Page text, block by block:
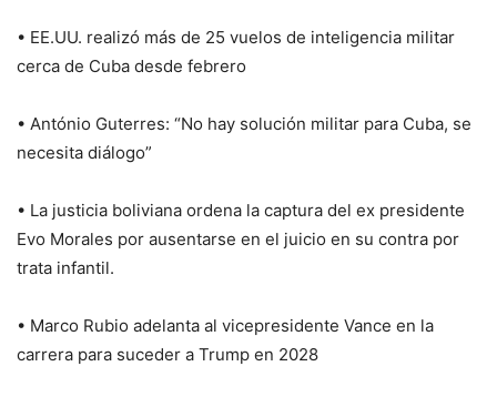
• EE.UU. realizó más de 25 vuelos de inteligencia militar
cerca de Cuba desde febrero
• António Guterres: “No hay solución militar para Cuba, se
necesita diálogo”
• La justicia boliviana ordena la captura del ex presidente
Evo Morales por ausentarse en el juicio en su contra por
trata infantil.
• Marco Rubio adelanta al vicepresidente Vance en la
carrera para suceder a Trump en 2028